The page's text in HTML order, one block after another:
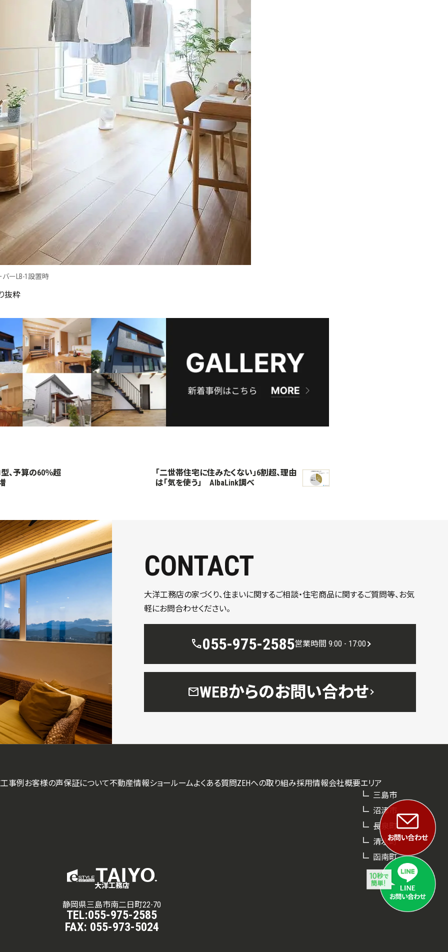
バーLB-1設置時
抜粋
、予算の60％超
「二世帯住宅に住みたくない」6割超、理由
は「気を使う」 AlbaLink調べ
CONTACT
大洋工務店の家づくり、住まいに関するご相談・住宅商品に関するご質問等、お気
軽にお問合わせください。
call055-975-2585営業時間 9:00 - 17:00
mailWEBからのお問い合わせ
大洋工務店
静岡県三島市南二日町22-70
TEL:055-975-2585
FAX: 055-973-5024
事例 お客様の声保証について不動産情報ショールームよくある質問ZEHへの取り組み採用情報会社概要エリア
三島市
沼津市
長泉町
清水町
函南町